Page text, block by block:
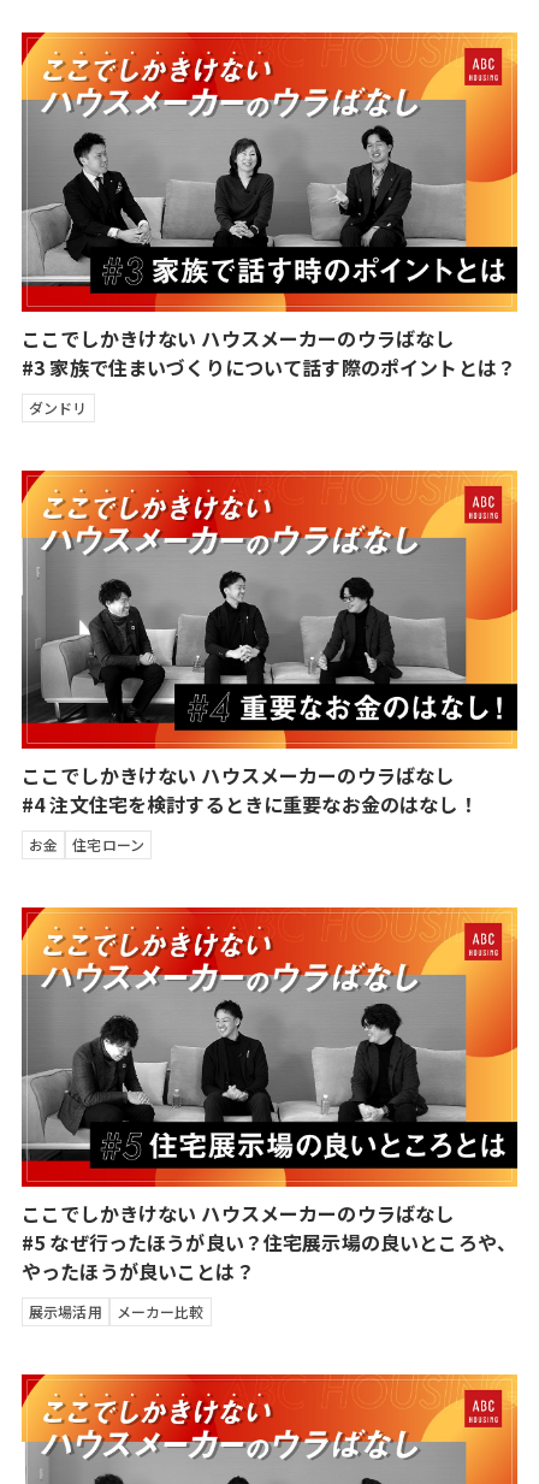
ここでしかきけない ハウスメーカーのウラばなし
#3 家族で住まいづくりについて話す際のポイントとは？
ダンドリ
ここでしかきけない ハウスメーカーのウラばなし
#4 注文住宅を検討するときに重要なお金のはなし！
お金 住宅ローン
ここでしかきけない ハウスメーカーのウラばなし
#5 なぜ行ったほうが良い？住宅展示場の良いところや、
やったほうが良いことは？
展示場活用 メーカー比較